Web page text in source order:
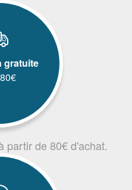
gratuite
partir de 80€ d'achat.